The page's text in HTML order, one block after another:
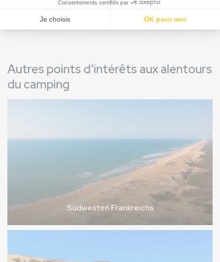
Autres points d'intérêts aux alentours
du camping
Südwesten Frankreichs